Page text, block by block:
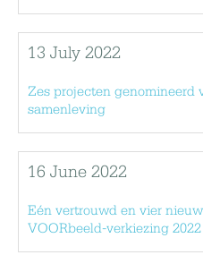
13 July 2022
Zes projecten genomineerd
samenleving
16 June 2022
Eén vertrouwd en vier
VOORbeeld-verkiezing 2022